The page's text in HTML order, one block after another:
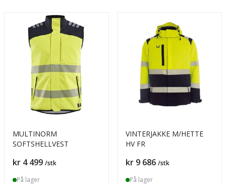
MULTINORM
SOFTSHELLVEST
Pris
kr 4 499 /stk
På lager
VINTERJAKKE M/HETTE
HV FR
Pris
kr 9 686 /stk
På lager